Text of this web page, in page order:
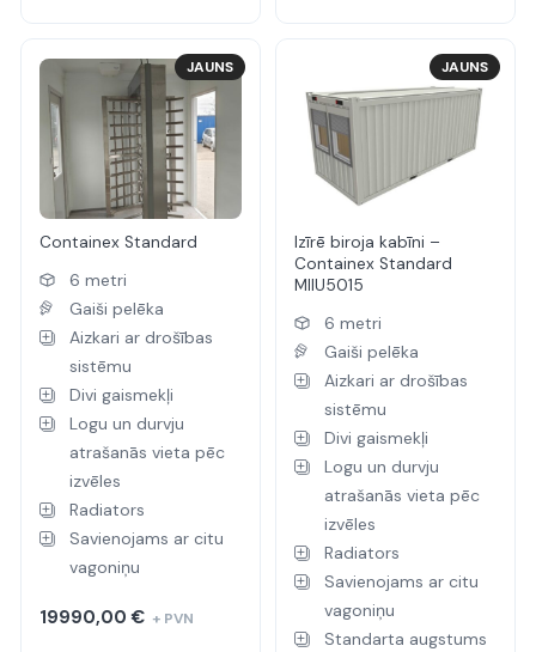
11950,00 €.
Containex Standard
6 metri
Gaiši pelēka
Aizkari ar drošības
sistēmu
Divi gaismekļi
Logu un durvju
atrašanās vieta pēc
izvēles
Radiators
Savienojams ar citu
vagoniņu
19990,00€ + PVN
JAUNS
Izīrē biroja kabīni –
Containex Standard
MIIU5015
6 metri
Gaiši pelēka
Aizkari ar drošības
sistēmu
Divi gaismekļi
Logu un durvju
atrašanās vieta pēc
izvēles
Radiators
Savienojams ar citu
vagoniņu
Standarta augstums
JAUNS